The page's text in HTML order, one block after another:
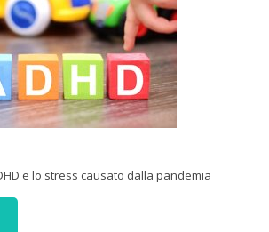
e lo stress causato dalla pandemia